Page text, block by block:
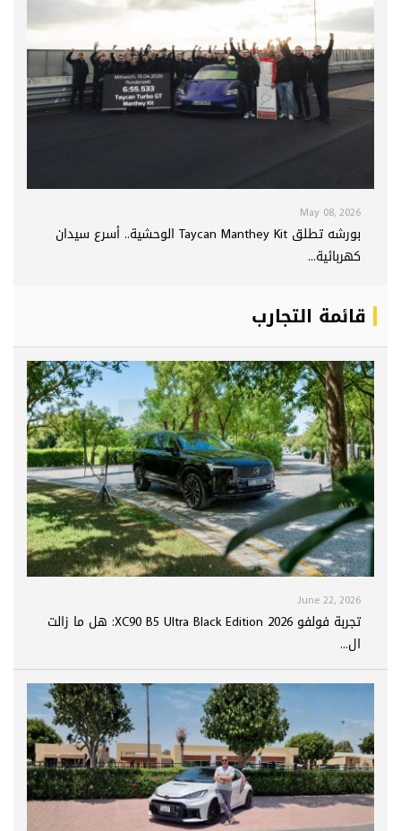
May 08, 2026
بورشه تطلق Taycan Manthey Kit الوحشية.. أسرع سيدان
كهربائية...
قائمة التجارب
June 22, 2026
تجربة فولفو XC90 B5 Ultra Black Edition 2026: هل ما زالت
ال...